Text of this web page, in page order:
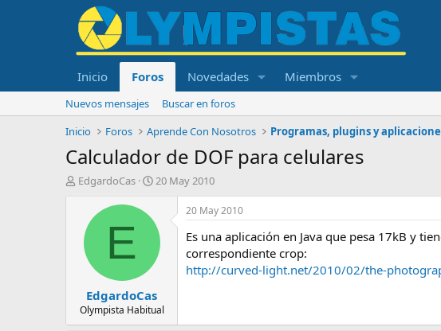
Inicio Foros Novedades Miembros
Nuevos mensajes
Buscar en foros
Inicio
Foros Aprende Con Nosotros Programas, plugins y
Calculador de DOF para celulares
I
d
e
EdgardoCas
F
h
a
d
e
n
i
c
20 May 2010
E
EdgardoCas
Olympista Habitual
20 May 2010
Es una aplicación en Java que pesa 17kB y
correspondiente crop:
http://curved-light.net/2010/02/the-